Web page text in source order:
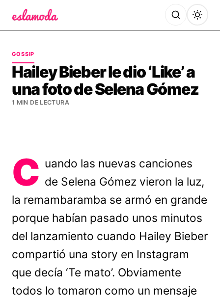
GOSSIP
Hailey Bieber le dio ‘Like’ a
una foto de Selena Gómez
1 MIN DE LECTURA
C uando las nuevas canciones
de Selena Gómez vieron la luz,
la remambaramba se armó en grande
porque habían pasado unos minutos
del lanzamiento cuando Hailey Bieber
compartió una story en Instagram
que decía ‘Te mato’. Obviamente
todos lo tomaron como un mensaje